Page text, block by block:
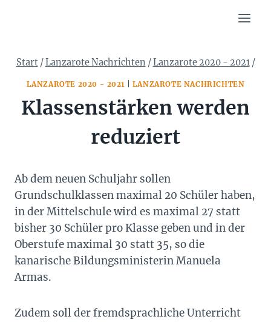
Start /Lanzarote Nachrichten /Lanzarote 2020 - 2021 /
LANZAROTE 2020 - 2021 LANZAROTE NACHRICHTEN
Klassenstärken werden
reduziert
Ab dem neuen Schuljahr sollen
Grundschulklassen maximal 20 Schüler haben,
in der Mittelschule wird es maximal 27 statt
bisher 30 Schüler pro Klasse geben und in der
Oberstufe maximal 30 statt 35, so die
kanarische Bildungsministerin Manuela
Armas.
Zudem soll der fremdsprachliche Unterricht